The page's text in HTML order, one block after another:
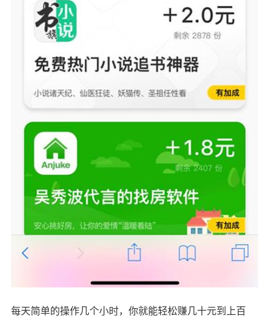
每天简单的操作几个小时，你就能轻松赚几十元到上百